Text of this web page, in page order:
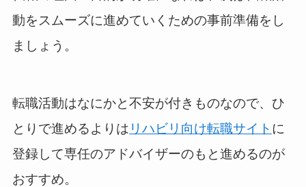
動をスムーズに進めていくための事前準備をし
ましょう。
転職活動はなにかと不安が付きものなので、ひ
とりで進めるよりは リハビリ向け転職サイト に
登録して専任のアドバイザーのもと進めるのが
おすすめ。